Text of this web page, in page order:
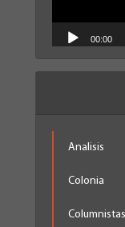
00:00
Analisis
Colonia
Columnistas